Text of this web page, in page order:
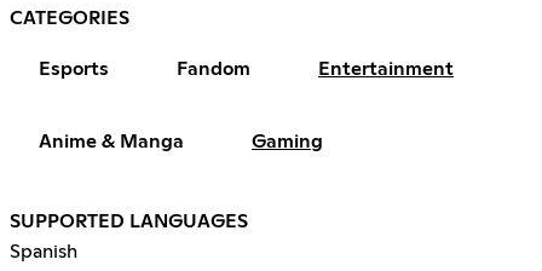
CATEGORIES
Esports Fandom Entertainment
Anime & Manga Gaming
SUPPORTED LANGUAGES
Spanish